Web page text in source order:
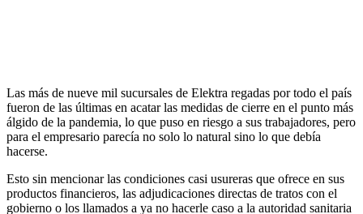
Las más de nueve mil sucursales de Elektra regadas por todo el país
fueron de las últimas en acatar las medidas de cierre en el punto más
álgido de la pandemia, lo que puso en riesgo a sus trabajadores, pero
para el empresario parecía no solo lo natural sino lo que debía
hacerse.
Esto sin mencionar las condiciones casi usureras que ofrece en sus
productos financieros, las adjudicaciones directas de tratos con el
gobierno o los llamados a ya no hacerle caso a la autoridad sanitaria